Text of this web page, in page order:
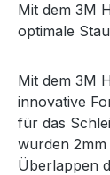
Mit dem 3M
optimale
Mit dem 3M
innovative
für das
wurden
Überlappen